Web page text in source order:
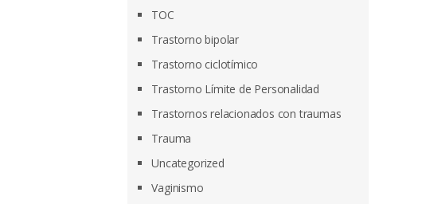
TOC
Trastorno bipolar
Trastorno ciclotímico
Trastorno Límite de Personalidad
Trastornos relacionados con traumas
Trauma
Uncategorized
Vaginismo